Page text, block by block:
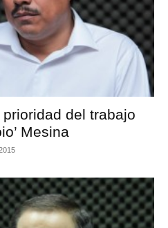
del trabajo
Mesina